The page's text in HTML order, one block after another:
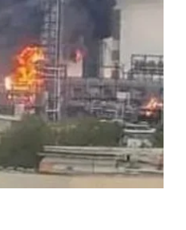
модернизации
оставшиеся 47%